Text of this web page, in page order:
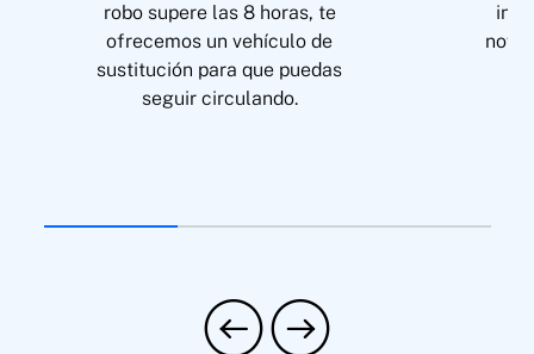
robo supere las 8 horas, te
ofrecemos un vehículo de
sustitución para que puedas
seguir circulando.